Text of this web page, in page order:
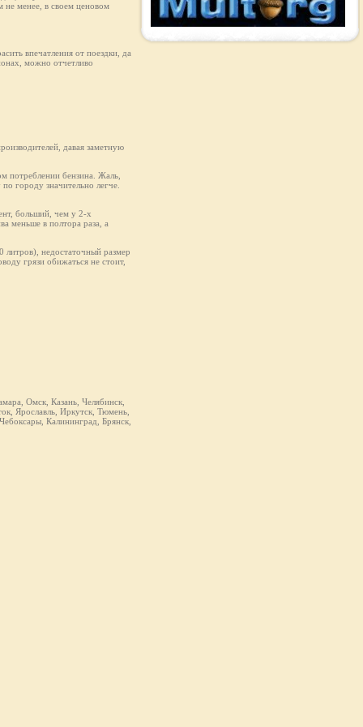
не менее, в своем ценовом
впечатления от поездки, да
можно отчетливо
давая заметную
потреблении бензина. Жаль,
городу значительно легче.
больший, чем у 2-х
меньше в полтора раза, а
литров), недостаточный размер
грязи обижаться не стоит,
Омск, Казань, Челябинск,
Ярославль, Иркутск, Тюмень,
Калининград, Брянск,